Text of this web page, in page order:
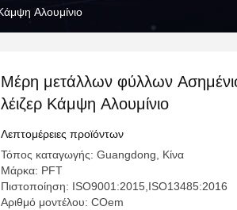
Μέρη μετάλλων φύλλων Ασημένιο λευκό Κοπή λέιζερ Κάμψη Αλουμίνιο
Μέρη μετάλλων φύλλων Ασημένιο λευκό Κοπή
λέιζερ Κάμψη Αλουμίνιο
Λεπτομέρειες προϊόντων
Τόπος καταγωγής: Guangdong, Κίνα
Μάρκα: PFT
Πιστοποίηση: ISO9001:2015,ISO13485:2016
Αριθμό μοντέλου: COem